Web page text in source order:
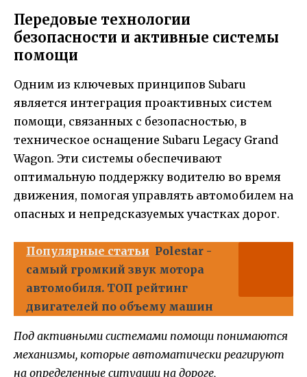
Передовые технологии
безопасности и активные системы
помощи
Одним из ключевых принципов Subaru
является интеграция проактивных систем
помощи, связанных с безопасностью, в
техническое оснащение Subaru Legacy Grand
Wagon. Эти системы обеспечивают
оптимальную поддержку водителю во время
движения, помогая управлять автомобилем на
опасных и непредсказуемых участках дорог.
Популярные статьи Polestar -
самый громкий звук мотора
автомобиля. ТОП рейтинг
двигателей по объему машин
Под активными системами помощи понимаются
механизмы, которые автоматически реагируют
на определенные ситуации на дороге,